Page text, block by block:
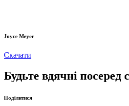
Joyce Meyer
Скачати
Будьте вдячні посеред
Поділитися